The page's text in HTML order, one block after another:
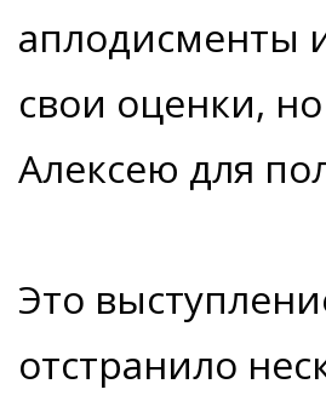
аплодисменты
свои оценки,
Алексею для
Это
отстранило